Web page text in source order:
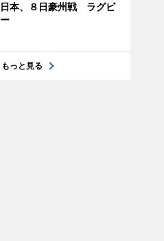
日本、８日豪州戦 ラグビ
ー
もっと見る